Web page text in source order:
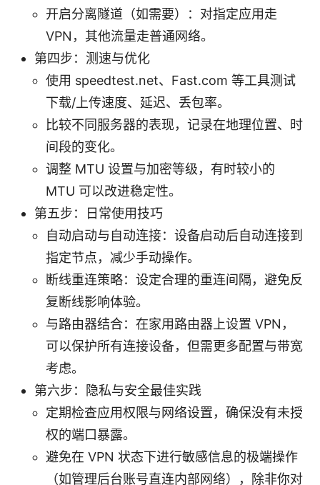
开启分离隧道（如需要）：对指定应用走
VPN，其他流量走普通网络。
第四步：测速与优化
使用 speedtest.net、Fast.com 等工具测试
下载/上传速度、延迟、丢包率。
比较不同服务器的表现，记录在地理位置、时
间段的变化。
调整 MTU 设置与加密等级，有时较小的
MTU 可以改进稳定性。
第五步：日常使用技巧
自动启动与自动连接：设备启动后自动连接到
指定节点，减少手动操作。
断线重连策略：设定合理的重连间隔，避免反
复断线影响体验。
与路由器结合：在家用路由器上设置 VPN，
可以保护所有连接设备，但需更多配置与带宽
考虑。
第六步：隐私与安全最佳实践
定期检查应用权限与网络设置，确保没有未授
权的端口暴露。
避免在 VPN 状态下进行敏感信息的极端操作
（如管理后台账号直连内部网络），除非你对